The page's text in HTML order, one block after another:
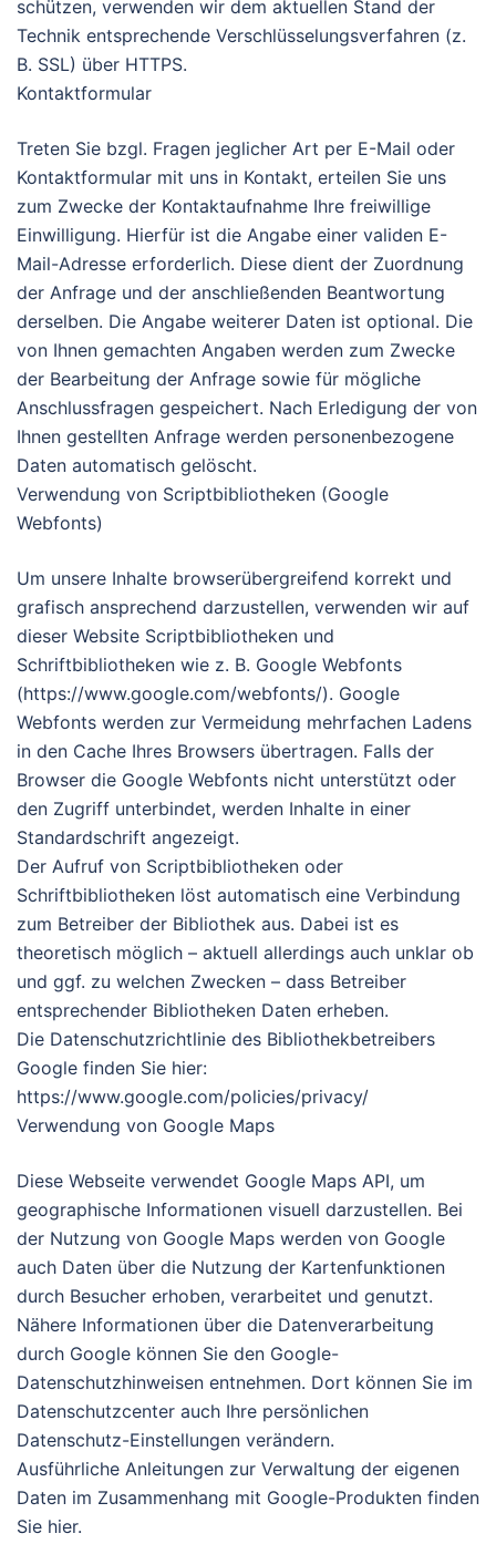
schützen, verwenden wir dem aktuellen Stand der
Technik entsprechende Verschlüsselungsverfahren (z.
B. SSL) über HTTPS.
Kontaktformular
Treten Sie bzgl. Fragen jeglicher Art per E-Mail oder
Kontaktformular mit uns in Kontakt, erteilen Sie uns
zum Zwecke der Kontaktaufnahme Ihre freiwillige
Einwilligung. Hierfür ist die Angabe einer validen E-
Mail-Adresse erforderlich. Diese dient der Zuordnung
der Anfrage und der anschließenden Beantwortung
derselben. Die Angabe weiterer Daten ist optional. Die
von Ihnen gemachten Angaben werden zum Zwecke
der Bearbeitung der Anfrage sowie für mögliche
Anschlussfragen gespeichert. Nach Erledigung der von
Ihnen gestellten Anfrage werden personenbezogene
Daten automatisch gelöscht.
Verwendung von Scriptbibliotheken (Google
Webfonts)
Um unsere Inhalte browserübergreifend korrekt und
grafisch ansprechend darzustellen, verwenden wir auf
dieser Website Scriptbibliotheken und
Schriftbibliotheken wie z. B. Google Webfonts
(https://www.google.com/webfonts/). Google
Webfonts werden zur Vermeidung mehrfachen Ladens
in den Cache Ihres Browsers übertragen. Falls der
Browser die Google Webfonts nicht unterstützt oder
den Zugriff unterbindet, werden Inhalte in einer
Standardschrift angezeigt.
Der Aufruf von Scriptbibliotheken oder
Schriftbibliotheken löst automatisch eine Verbindung
zum Betreiber der Bibliothek aus. Dabei ist es
theoretisch möglich – aktuell allerdings auch unklar ob
und ggf. zu welchen Zwecken – dass Betreiber
entsprechender Bibliotheken Daten erheben.
Die Datenschutzrichtlinie des Bibliothekbetreibers
Google finden Sie hier:
https://www.google.com/policies/privacy/
Verwendung von Google Maps
Diese Webseite verwendet Google Maps API, um
geographische Informationen visuell darzustellen. Bei
der Nutzung von Google Maps werden von Google
auch Daten über die Nutzung der Kartenfunktionen
durch Besucher erhoben, verarbeitet und genutzt.
Nähere Informationen über die Datenverarbeitung
durch Google können Sie den Google-
Datenschutzhinweisen entnehmen. Dort können Sie im
Datenschutzcenter auch Ihre persönlichen
Datenschutz-Einstellungen verändern.
Ausführliche Anleitungen zur Verwaltung der eigenen
Daten im Zusammenhang mit Google-Produkten finden
Sie hier.